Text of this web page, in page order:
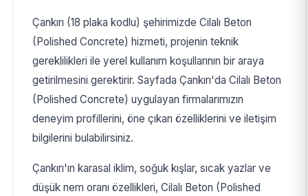
Çankırı (18 plaka kodlu) şehirimizde Cilalı Beton
(Polished Concrete) hizmeti, projenin teknik
gereklilikleri ile yerel kullanım koşullarının bir araya
getirilmesini gerektirir. Sayfada Çankırı'da Cilalı Beton
(Polished Concrete) uygulayan firmalarımızın
deneyim profillerini, öne çıkan özelliklerini ve iletişim
bilgilerini bulabilirsiniz.
Çankırı'ın karasal iklim, soğuk kışlar, sıcak yazlar ve
düşük nem oranı özellikleri, Cilalı Beton (Polished